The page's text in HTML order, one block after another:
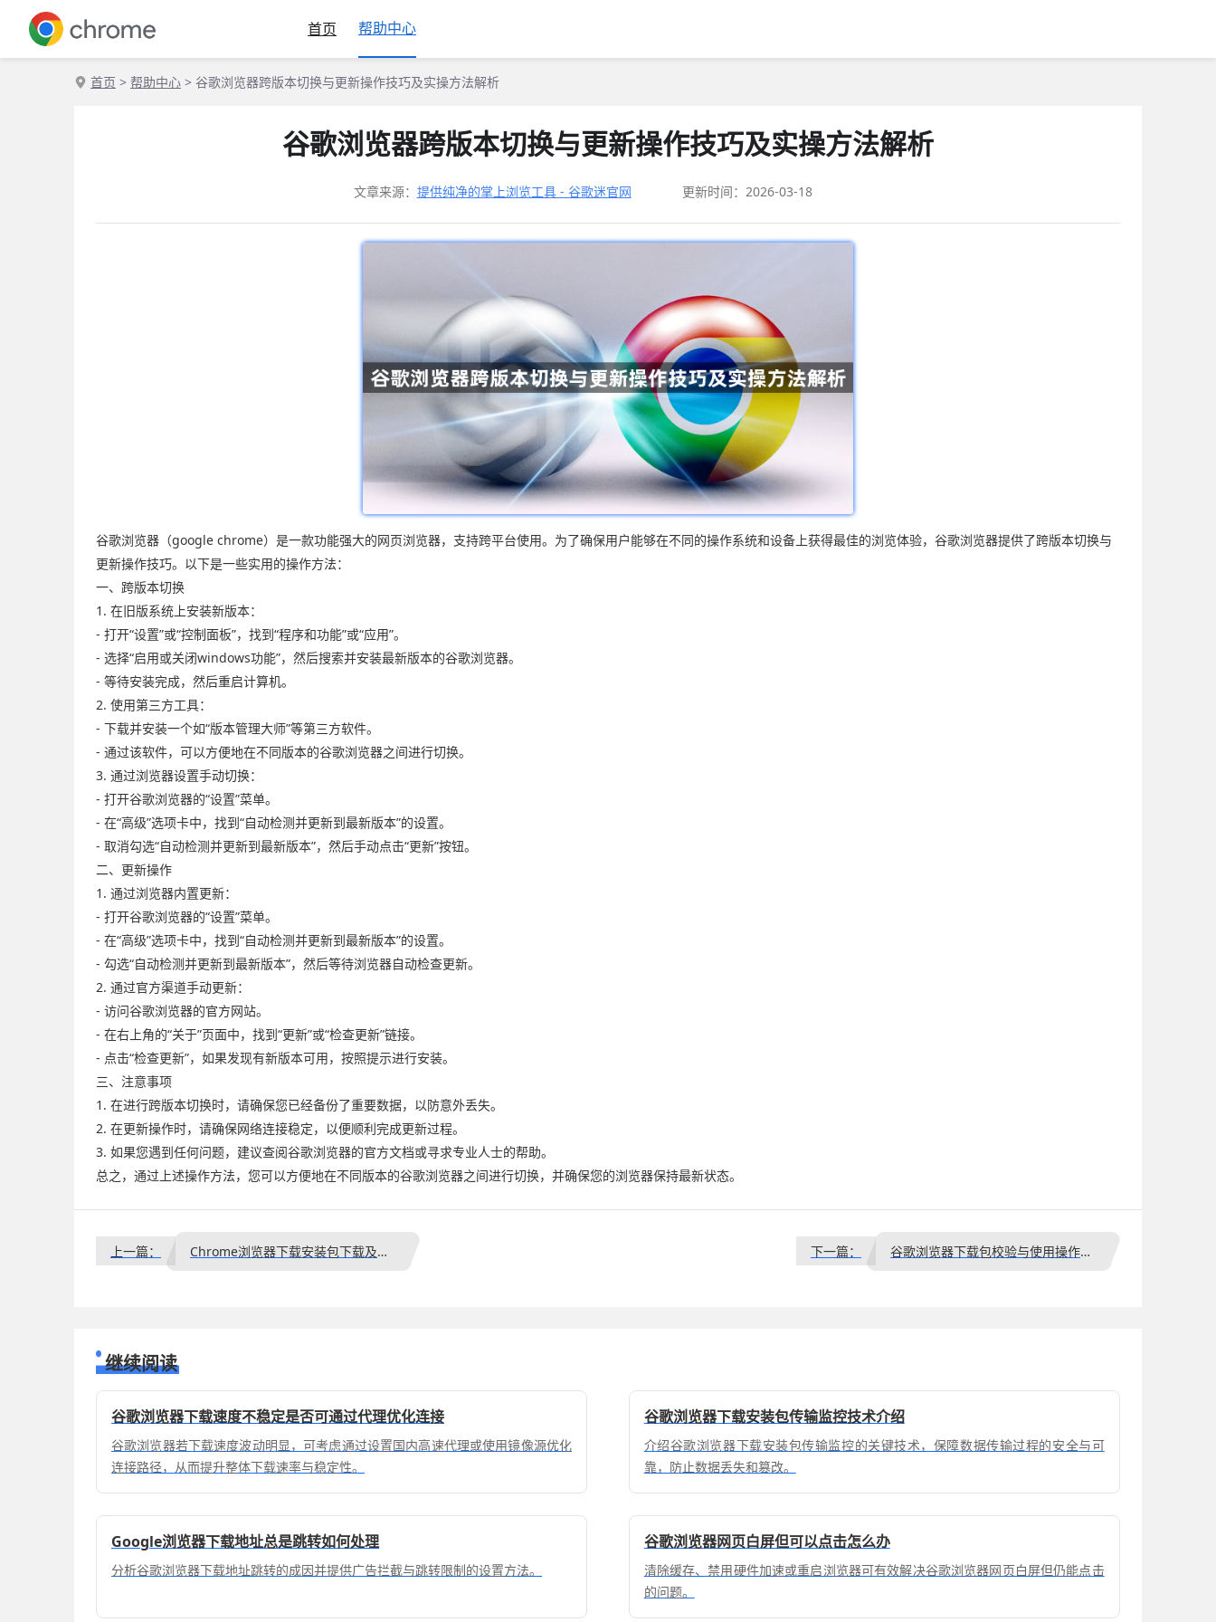
首页 帮助中心
首页 > 帮助中心 > 谷歌浏览器跨版本切换与更新操作技巧及实操方法解析
谷歌浏览器跨版本切换与更新操作技巧及实操方法解析
文章来源： 提供纯净的掌上浏览工具 - 谷歌迷官网 更新时间：2026-03-18
谷歌浏览器（google chrome）是一款功能强大的网页浏览器，支持跨平台使用。为了确保用户能够在不同的操作系统和设备上获得最佳的浏览体验，谷歌浏览器提供了跨版本切换与
更新操作技巧。以下是一些实用的操作方法：
一、跨版本切换
1. 在旧版系统上安装新版本：
- 打开“设置”或“控制面板”，找到“程序和功能”或“应用”。
- 选择“启用或关闭windows功能”，然后搜索并安装最新版本的谷歌浏览器。
- 等待安装完成，然后重启计算机。
2. 使用第三方工具：
- 下载并安装一个如“版本管理大师”等第三方软件。
- 通过该软件，可以方便地在不同版本的谷歌浏览器之间进行切换。
3. 通过浏览器设置手动切换：
- 打开谷歌浏览器的“设置”菜单。
- 在“高级”选项卡中，找到“自动检测并更新到最新版本”的设置。
- 取消勾选“自动检测并更新到最新版本”，然后手动点击“更新”按钮。
二、更新操作
1. 通过浏览器内置更新：
- 打开谷歌浏览器的“设置”菜单。
- 在“高级”选项卡中，找到“自动检测并更新到最新版本”的设置。
- 勾选“自动检测并更新到最新版本”，然后等待浏览器自动检查更新。
2. 通过官方渠道手动更新：
- 访问谷歌浏览器的官方网站。
- 在右上角的“关于”页面中，找到“更新”或“检查更新”链接。
- 点击“检查更新”，如果发现有新版本可用，按照提示进行安装。
三、注意事项
1. 在进行跨版本切换时，请确保您已经备份了重要数据，以防意外丢失。
2. 在更新操作时，请确保网络连接稳定，以便顺利完成更新过程。
3. 如果您遇到任何问题，建议查阅谷歌浏览器的官方文档或寻求专业人士的帮助。
总之，通过上述操作方法，您可以方便地在不同版本的谷歌浏览器之间进行切换，并确保您的浏览器保持最新状态。
上一篇： Chrome浏览器下载安装包下载及校验工具使用操作方法 下一篇： 谷歌浏览器下载包校验与使用操作指南
继续阅读
谷歌浏览器下载速度不稳定是否可通过代理优化连接
谷歌浏览器若下载速度波动明显，可考虑通过设置国内高速代理或使用镜像源优化
连接路径，从而提升整体下载速率与稳定性。
谷歌浏览器下载安装包传输监控技术介绍
介绍谷歌浏览器下载安装包传输监控的关键技术，保障数据传输过程的安全与可
靠，防止数据丢失和篡改。
Google浏览器下载地址总是跳转如何处理
分析谷歌浏览器下载地址跳转的成因并提供广告拦截与跳转限制的设置方法。
谷歌浏览器网页白屏但可以点击怎么办
清除缓存、禁用硬件加速或重启浏览器可有效解决谷歌浏览器网页白屏但仍能点击
的问题。